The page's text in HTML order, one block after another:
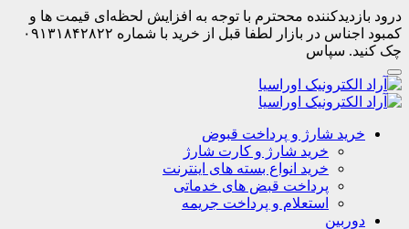
درود بازدیدکننده مححترم با توجه به افزایش لحظه‌ای قیمت ها و
کمبود اجناس در بازار لطفا قبل از خرید با شماره ۰۹۱۳۱۸۴۲۸۲۲
چک کنید. سپاس
خرید شارژ و پرداخت قبوض
خرید شارژ و کارت شارژ
خرید انواع بسته های اینترنت
پرداخت قبض های خدماتی
استعلام و پرداخت جریمه
دوربین